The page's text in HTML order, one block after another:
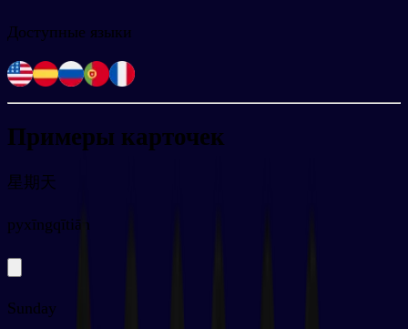
Доступные языки
Примеры карточек
星期天
pyxīngqītiān
Sunday